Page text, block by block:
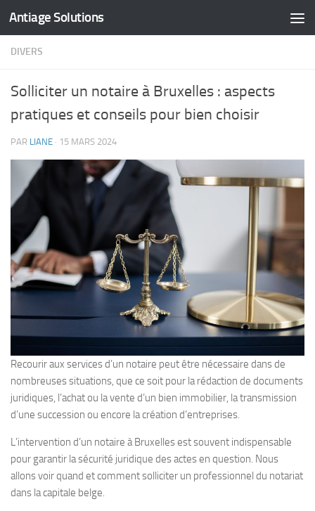
Skip to content
Antiage Solutions
DIVERS
Solliciter un notaire à Bruxelles : aspects
pratiques et conseils pour bien choisir
PAR LIANE · 15 MARS 2024
Recourir aux services d’un notaire peut être nécessaire dans de
nombreuses situations, que ce soit pour la rédaction de documents
juridiques, l’achat ou la vente d’un bien immobilier, la transmission
d’une succession ou encore la création d’entreprises.
L’intervention d’un notaire à Bruxelles est souvent indispensable
pour garantir la sécurité juridique des actes en question. Nous
allons voir quand et comment solliciter un professionnel du notariat
dans la capitale belge.